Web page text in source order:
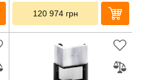
120 974 грн